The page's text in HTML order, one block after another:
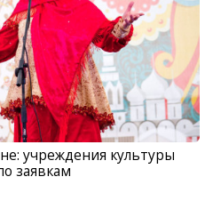
учреждения культуры
заявкам